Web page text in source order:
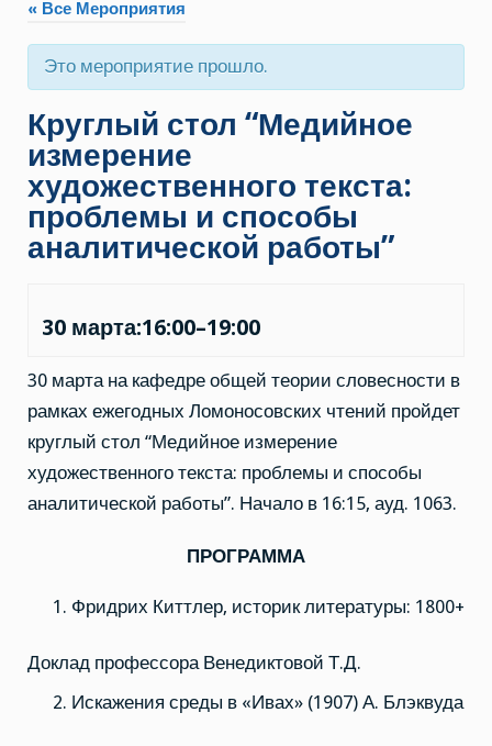
« Все Мероприятия
Это мероприятие прошло.
Круглый стол “Медийное
измерение
художественного текста:
проблемы и способы
аналитической работы”
30 марта:16:00–19:00
30 марта на кафедре общей теории словесности в
рамках ежегодных Ломоносовских чтений пройдет
круглый стол “Медийное измерение
художественного текста: проблемы и способы
аналитической работы”. Начало в 16:15, ауд. 1063.
ПРОГРАММА
Фридрих Киттлер, историк литературы: 1800+
Доклад профессора Венедиктовой Т.Д.
Искажения среды в «Ивах» (1907) А. Блэквуда